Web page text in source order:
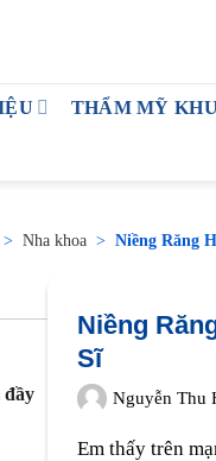
THẨM MỸ
> Nha khoa > Niềng Răng
đầy
Niềng
Sĩ
Nguyễn Thu
Em thấy trên